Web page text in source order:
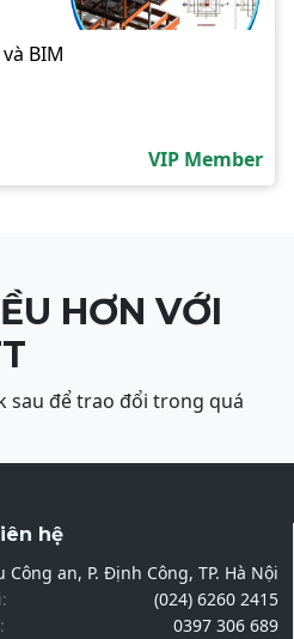
BIM
VIP Member
HƠN VỚI
sau để trao đổi trong quá
hệ
Công an, P. Định Công, TP. Hà Nội
(024) 6260 2415
0397 306 689